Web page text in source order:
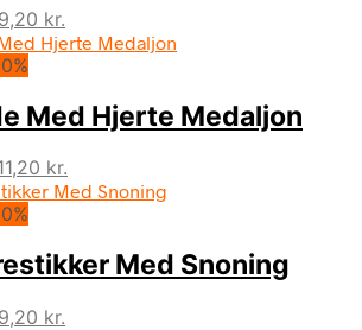
kr..
kr.
aktuelle
119,20 kr..
Med Hjerte Medaljon
kr..
kr.
aktuelle
311,20 kr..Med Snoning
kr.